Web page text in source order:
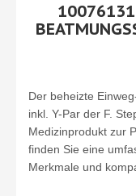
Der beheizte
inkl. Y-Par der F.
Medizinprodukt zur
finden Sie eine
Merkmale und